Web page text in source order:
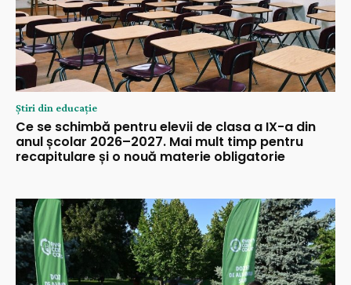
Știri din educație
Ce se schimbă pentru elevii de clasa a IX-a din
anul școlar 2026–2027. Mai mult timp pentru
recapitulare și o nouă materie obligatorie